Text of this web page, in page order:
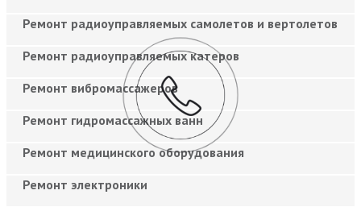
Ремонт радиоуправляемых самолетов и вертолетов
Ремонт радиоуправляемых катеров
Ремонт вибромассажеров
Ремонт гидромассажных ванн
Ремонт медицинского оборудования
Ремонт электроники